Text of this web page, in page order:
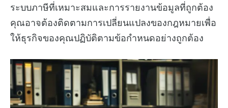
ระบบภาษีที่เหมาะสมและการรายงานข้อมูลที่ถูกต้อง
คุณอาจต้องติดตามการเปลี่ยนแปลงของกฎหมายเพื่อ
ให้ธุรกิจของคุณปฏิบัติตามข้อกำหนดอย่างถูกต้อง